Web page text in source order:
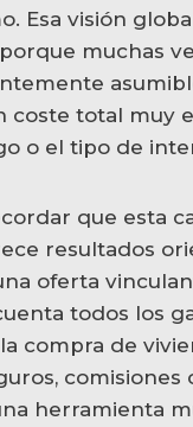
Esa visión
muchas
coste total muy
o el tipo de
que esta
resultados
oferta
todos los
compra de
comisiones
herramienta